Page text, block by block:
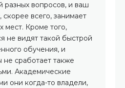
разных вопросов, и ваш
всего, занимает
мест. Кроме того,
не видят такой быстрой
обучения, и
не сработает также
Академические
они когда-то владели,